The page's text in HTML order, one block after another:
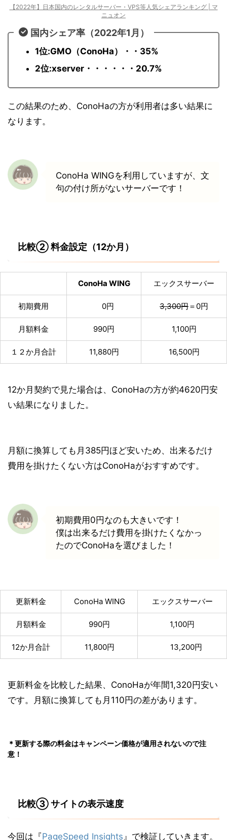
【2022年】日本国内のレンタルサーバー・VPS等人気シェアランキング | マ
ニュオン
国内シェア率（2022年1月）
1位:GMO（ConoHa）・・35%
2位:xserver・・・・・・20.7%
この結果のため、ConoHaの方が利用者は多い結果に
なります。
ConoHa WINGを利用していますが、文
句の付け所がないサーバーです！
比較② 料金設定（12か月）
ConoHa WING エックスサーバー
初期費用 0円 3,300円＝0円
月額料金 990円 1,100円
１２か月合計 11,880円 16,500円
12か月契約で見た場合は、ConoHaの方が約4620円安
い結果になりました。
月額に換算しても 月385円ほど安いため、出来るだけ
費用を掛けたくない方はConoHaがおすすめです。
初期費用0円なのも大きいです！
僕は出来るだけ費用を掛けたくなかっ
たのでConoHaを選びました！
更新料金 ConoHa WING エックスサーバー
月額料金 990円 1,100円
12か月合計 11,800円 13,200円
更新料金を比較した結果、ConoHaが年間1,320円安い
です。月額に換算しても 月110円の差があります。
＊更新する際の料金はキャンペーン価格が適用されないので注
意！
比較③ サイトの表示速度
今回は『PageSpeed Insights 』で検証していきます。